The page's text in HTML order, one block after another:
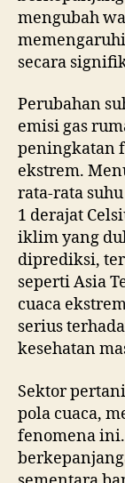
mengubah
secara
Perubahan
emisi gas
peningkatan
ekstrem.
rata-rata
1 derajat
iklim yang
diprediksi,
seperti Asia
cuaca
serius
kesehatan
Sektor
pola cuaca,
fenomena